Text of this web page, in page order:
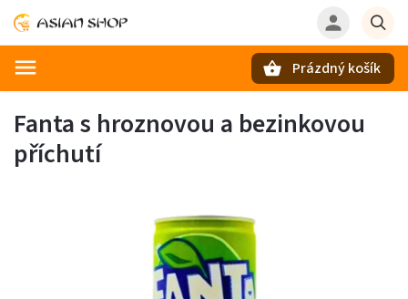
Prázdný košík
Fanta s hroznovou a bezinkovou
příchutí